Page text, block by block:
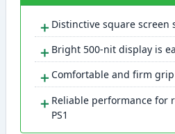
＋ Distinctive square screen
＋ Bright 500-nit display is
＋ Comfortable and firm grip
＋ Reliable performance for
PS1